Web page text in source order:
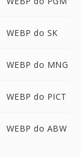
WEBP do SK
WEBP do MNG
WEBP do PICT
WEBP do ABW